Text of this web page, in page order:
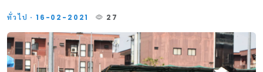
ทั่วไป · 16-02-2021 27